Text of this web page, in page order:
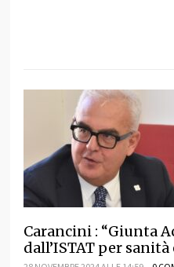
Carancini : “Giunta
dall’ISTAT per